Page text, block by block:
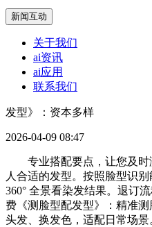
新闻互动
关于我们
ai资讯
ai应用
联系我们
发型》：资本多样
2026-04-09 08:47
专业搭配要点，让您及时
人合适的发型。按照脸型识
360° 全景看染发结果。退订
费《测脸型配发型》：精准
头发、换发色，适配日常场